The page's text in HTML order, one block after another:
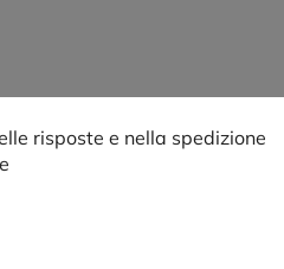
risposte e nella spedizione